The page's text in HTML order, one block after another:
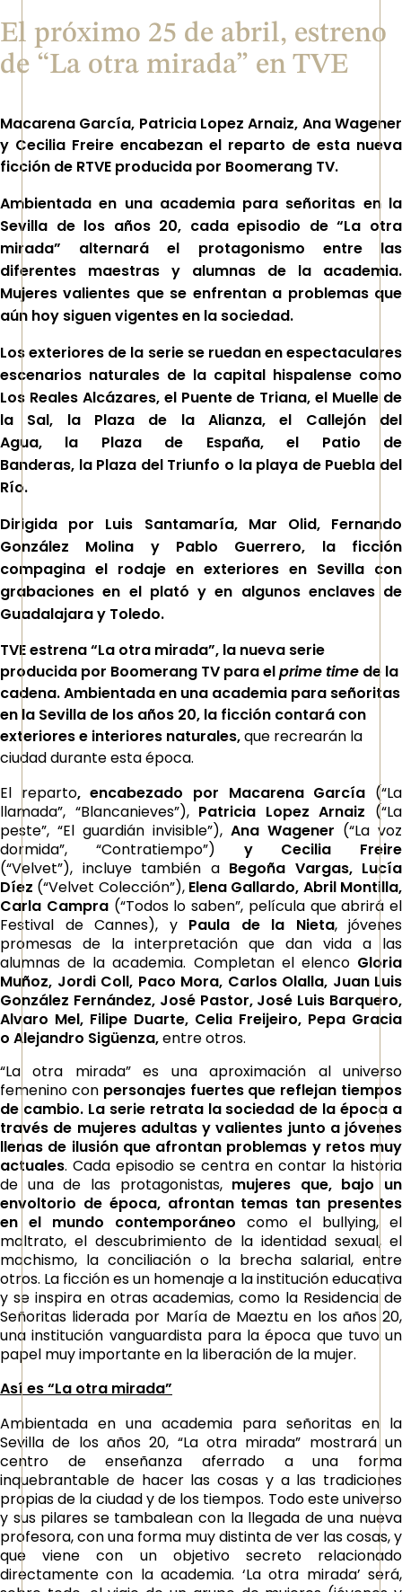
El próximo 25 de abril, estreno
de “La otra mirada” en TVE
Macarena García, Patricia Lopez Arnaiz, Ana Wagener
y Cecilia Freire encabezan el reparto de esta nueva
ficción de RTVE producida por Boomerang TV.
Ambientada en una academia para señoritas en la
Sevilla de los años 20, cada episodio de “La otra
mirada” alternará el protagonismo entre las
diferentes maestras y alumnas de la academia.
Mujeres valientes que se enfrentan a problemas que
aún hoy siguen vigentes en la sociedad.
Los exteriores de la serie se ruedan en espectaculares
escenarios naturales de la capital hispalense como
Los Reales Alcázares, el Puente de Triana, el Muelle de
la Sal, la Plaza de la Alianza, el Callejón del
Agua, la Plaza de España, el Patio de
Banderas, la Plaza del Triunfo o la playa de Puebla del
Río.
Dirigida por Luis Santamaría, Mar Olid, Fernando
González Molina y Pablo Guerrero, la ficción
compagina el rodaje en exteriores en Sevilla con
grabaciones en el plató y en algunos enclaves de
Guadalajara y Toledo.
TVE estrena “La otra mirada”, la nueva serie
producida por Boomerang TV para elprime time de la
cadena. Ambientada en una academia para señoritas
en la Sevilla de los años 20, la ficción contará con
exteriores e interiores naturales,que recrearán la
ciudad durante esta época.
El reparto, encabezado por Macarena García (“La
llamada”, “Blancanieves”),Patricia Lopez Arnaiz (“La
peste”, “El guardián invisible”), Ana Wagener (“La voz
dormida”, “Contratiempo”) y Cecilia Freire
(“Velvet”), incluye también aBegoña Vargas, Lucía
Díez (“Velvet Colección”),Elena Gallardo, Abril Montilla,
Carla Campra (“Todos lo saben”, película que abrirá el
Festival de Cannes), y Paula de la Nieta, jóvenes
promesas de la interpretación que dan vida a las
alumnas de la academia. Completan el elenco Gloria
Muñoz, Jordi Coll, Paco Mora, Carlos Olalla, Juan Luis
González Fernández, José Pastor, José Luis Barquero,
Alvaro Mel, Filipe Duarte, Celia Freijeiro, Pepa Gracia
o Alejandro Sigüenza,entre otros.
“La otra mirada” es una aproximación al universo
femenino con personajes fuertes que reflejan tiempos
de cambio. La serie retrata la sociedad de la época a
través de mujeres adultas y valientes junto a jóvenes
llenas de ilusión que afrontan problemas y retos muy
actuales. Cada episodio se centra en contar la historia
de una de las protagonistas, mujeres que, bajo un
envoltorio de época, afrontan temas tan presentes
en el mundo contemporáneo como el bullying, el
maltrato, el descubrimiento de la identidad sexual, el
machismo, la conciliación o la brecha salarial, entre
otros. La ficción es un homenaje a la institución educativa
y se inspira en otras academias, como la Residencia de
Señoritas liderada por María de Maeztu en los años 20,
una institución vanguardista para la época que tuvo un
papel muy importante en la liberación de la mujer.
Así es “La otra mirada”
Ambientada en una academia para señoritas en la
Sevilla de los años 20, “La otra mirada” mostrará un
centro de enseñanza aferrado a una forma
inquebrantable de hacer las cosas y a las tradiciones
propias de la ciudad y de los tiempos. Todo este universo
y sus pilares se tambalean con la llegada de una nueva
profesora, con una forma muy distinta de ver las cosas, y
que viene con un objetivo secreto relacionado
directamente con la academia. ‘La otra mirada’ será,